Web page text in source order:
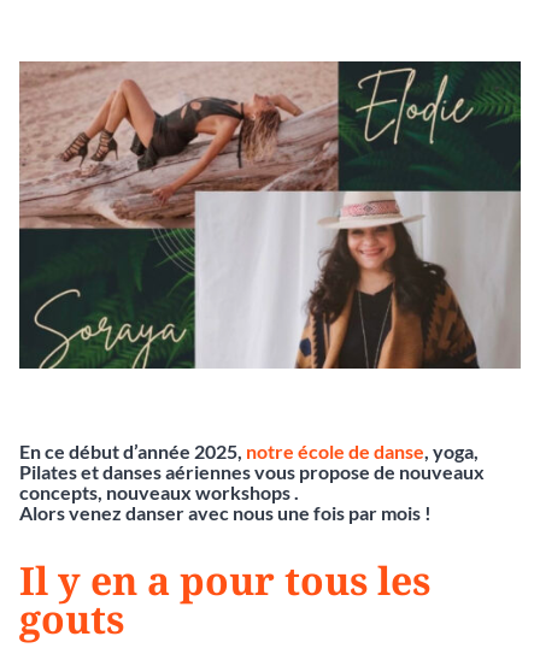
En ce début d’année 2025, notre école de danse, yoga,
Pilates et danses aériennes vous propose de nouveaux
concepts, nouveaux workshops .
Alors venez danser avec nous une fois par mois !
Il y en a pour tous les
gouts